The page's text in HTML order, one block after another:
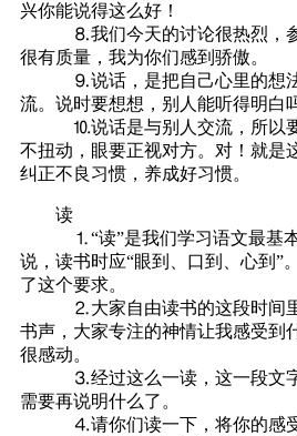
兴你能说得这么好！
⒏我们今天的讨论很热烈，参
很有质量，我为你们感到骄傲。
⒐说话，是把自己心里的想法
流。说时要想想，别人能听得明白
⒑说话是与别人交流，所以要
不扭动，眼要正视对方。对！就是
纠正不良习惯，养成好习惯。
读
⒈“读”是我们学习语文最基本
说，读书时应“眼到、口到、心到”
了这个要求。
⒉大家自由读书的这段时间里
书声，大家专注的神情让我感受到
很感动。
⒊经过这么一读，这一段文字
需要再说明什么了。
⒋请你们读一下，将你的感受